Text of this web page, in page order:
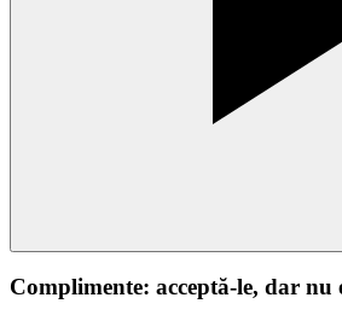
Complimente: acceptă-le, dar nu